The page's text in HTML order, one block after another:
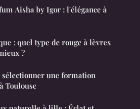
Aisha by Igor : l'élégance à
: quel type de rouge à lèvres
?
une formation
Toulouse